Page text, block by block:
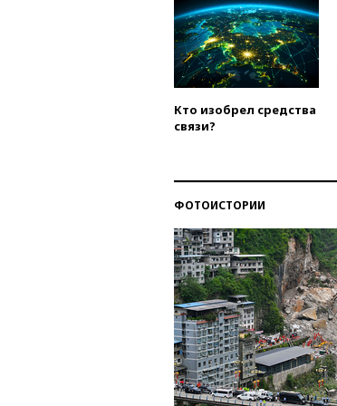
Кто изобрел средства
связи?
ФОТОИСТОРИИ